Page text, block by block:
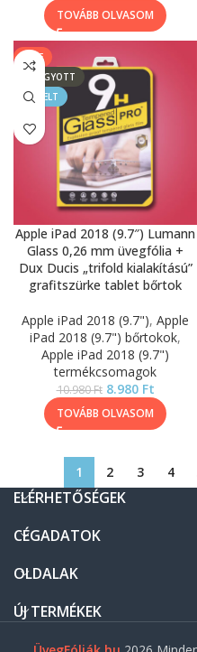
TOVÁBB OLVASOM
SALE
ELFOGYOTT
KIEMELT
Apple iPad 2018 (9.7″) Lumann
Glass 0,26 mm üvegfólia +
Dux Ducis „trifold kialakítású”
grafitszürke tablet bőrtok
Apple iPad 2018 (9.7"), Apple
iPad 2018 (9.7") bőrtokok,
Apple iPad 2018 (9.7")
termékcsomagok
10.980Ft 8.980 Ft
TOVÁBB OLVASOM
1 2 3 4
ELÉRHETŐSÉGEK
CÉGADATOK
OLDALAK
ÚJ TERMÉKEK